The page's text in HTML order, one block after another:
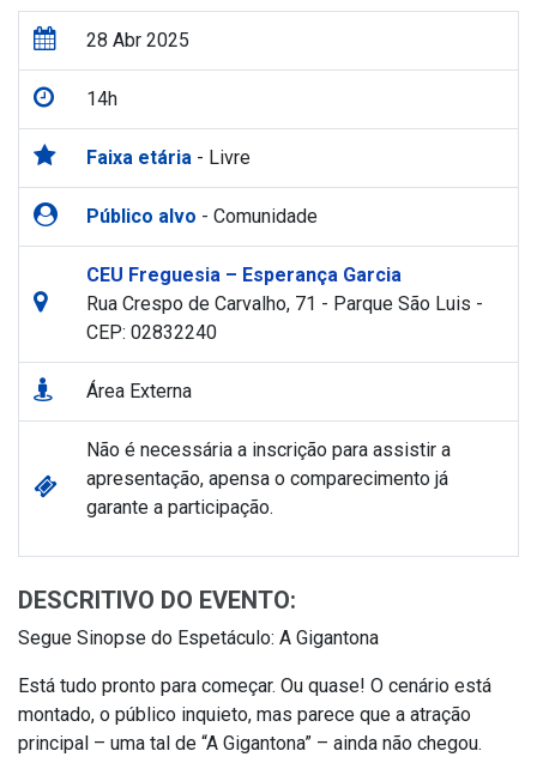
28 Abr 2025
14h
Faixa etária - Livre
Público alvo - Comunidade
CEU Freguesia – Esperança Garcia
Rua Crespo de Carvalho, 71 - Parque São Luis -
CEP: 02832240
Área Externa
Não é necessária a inscrição para assistir a
apresentação, apensa o comparecimento já
garante a participação.
DESCRITIVO DO EVENTO:
Segue Sinopse do Espetáculo: A Gigantona
Está tudo pronto para começar. Ou quase! O cenário está
montado, o público inquieto, mas parece que a atração
principal – uma tal de “A Gigantona” – ainda não chegou.